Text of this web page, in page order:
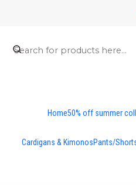
Home50% off summer
Cardigans & KimonosPants/